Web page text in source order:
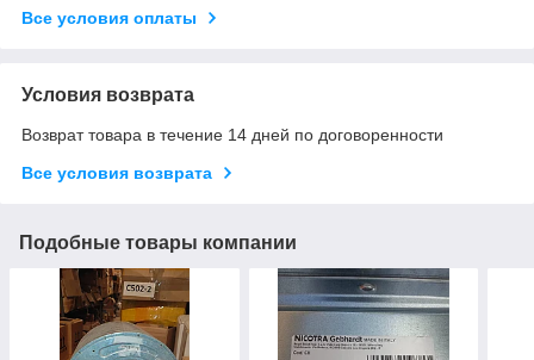
Все условия оплаты
Условия возврата
Возврат товара в течение 14 дней по договоренности
Все условия возврата
Подобные товары компании